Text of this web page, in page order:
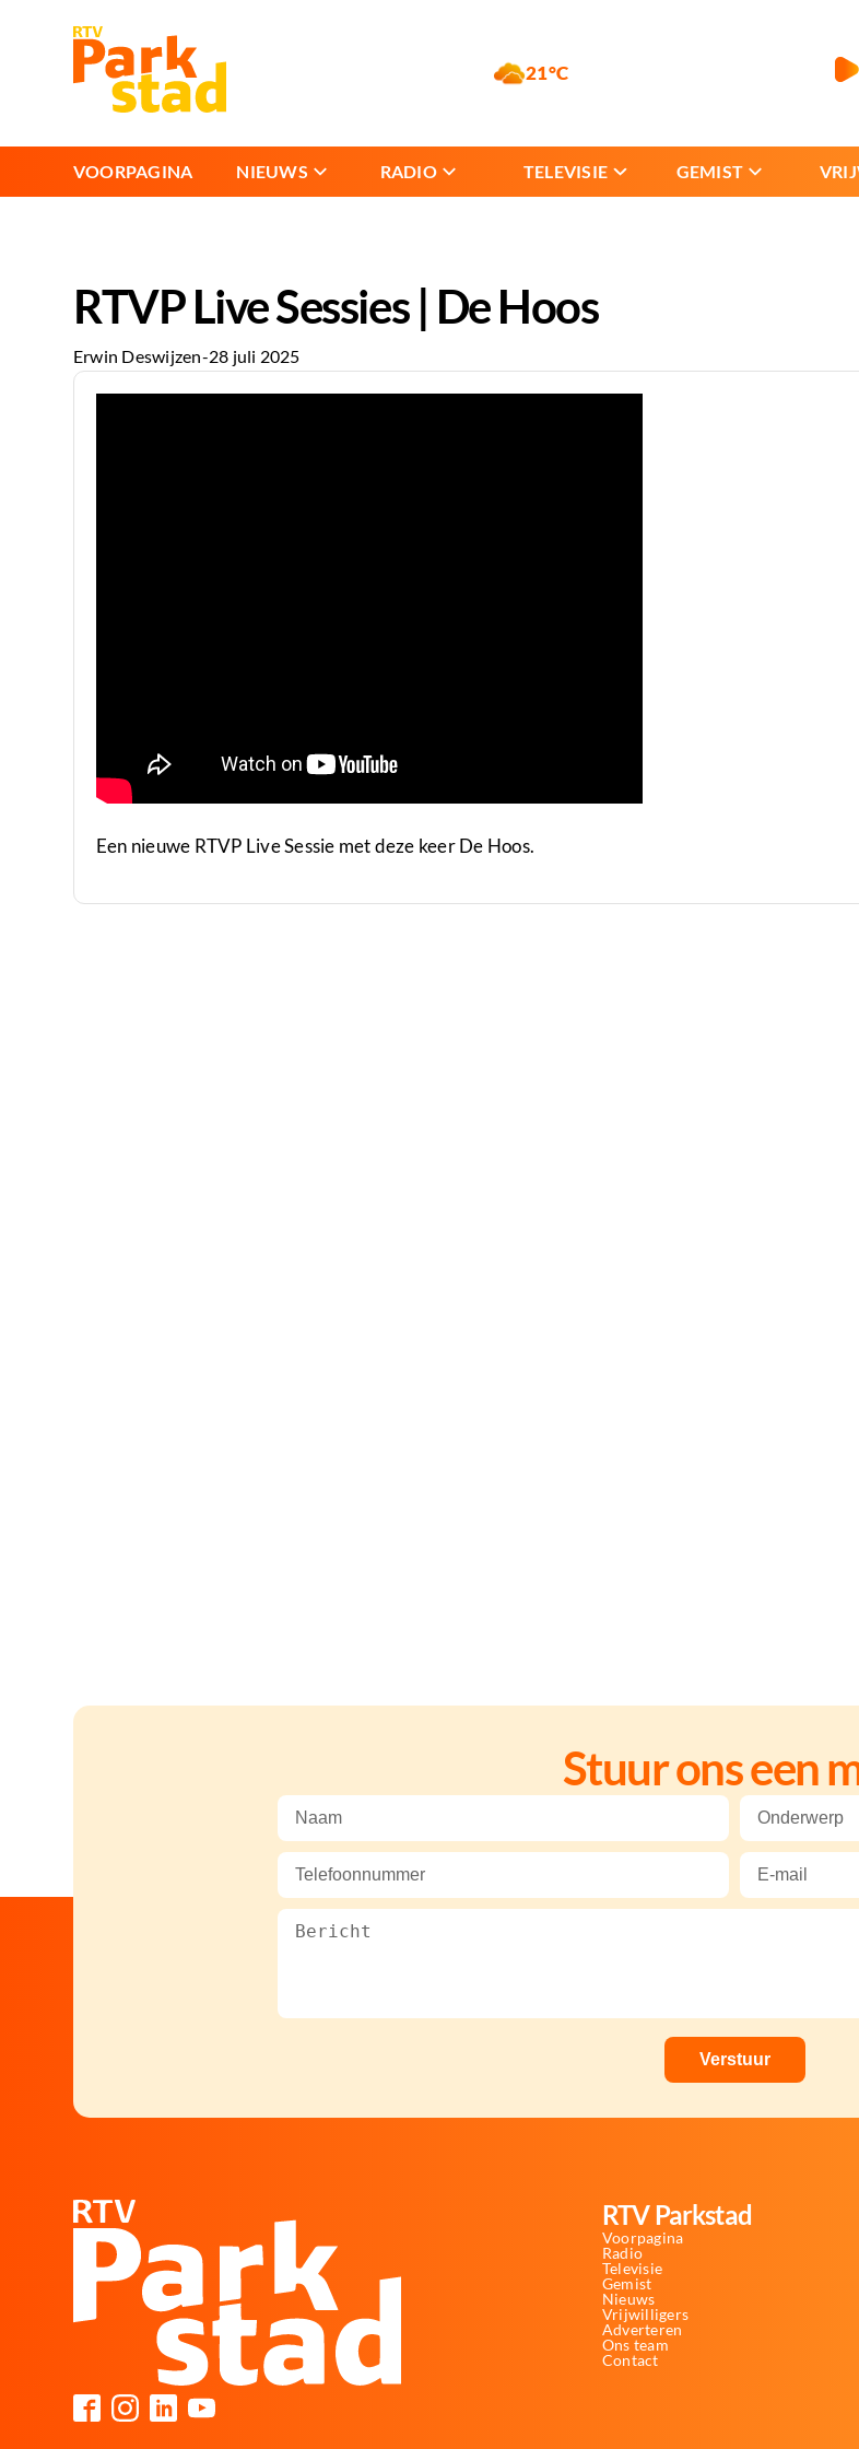
21°C
VOORPAGINA NIEUWS RADIO TELEVISIE GEMIST
RTVP Live Sessies | De Hoos
Erwin Deswijzen-28 juli 2025
Een nieuwe RTVP Live Sessie met deze keer De Hoos.
Stuur ons een
RTV Parkstad
Voorpagina
Radio
Televisie
Gemist
Nieuws
Vrijwilligers
Adverteren
Ons team
Contact